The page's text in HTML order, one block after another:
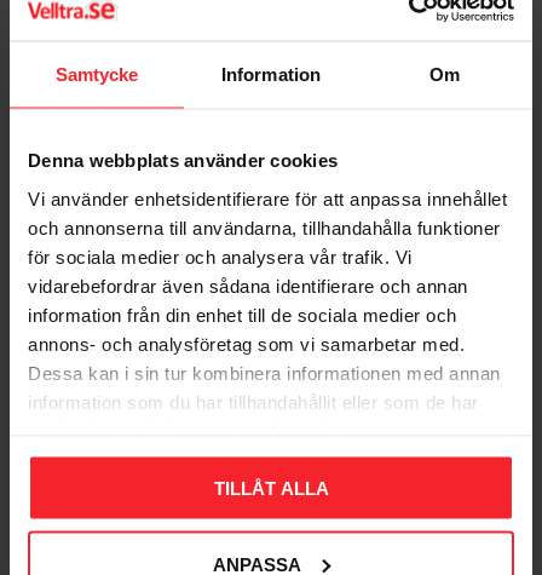
Samtycke Information Om
Denna webbplats använder cookies
Vi använder enhetsidentifierare för att anpassa innehållet
och annonserna till användarna, tillhandahålla funktioner
för sociala medier och analysera vår trafik. Vi
vidarebefordrar även sådana identifierare och annan
information från din enhet till de sociala medier och
annons- och analysföretag som vi samarbetar med.
Dessa kan i sin tur kombinera informationen med annan
information som du har tillhandahållit eller som de har
TILLÅT ALLA
ANPASSA
Bedømmelser
Træskrue Big Dog
10x90mm C4 ZF Max
25stk Fast 281535
006571382